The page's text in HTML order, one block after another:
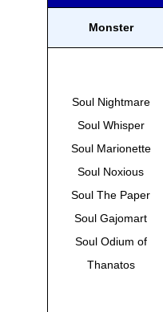
Monster
Soul Nightmare
Soul Whisper
Soul Marionette
Soul Noxious
Soul The Paper
Soul Gajomart
Soul Odium of
Thanatos